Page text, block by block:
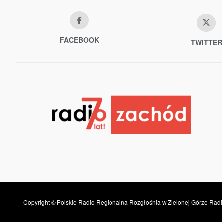
FACEBOOK TWITTER
Copyright © Polskie Radio Regionalna Rozgłośnia w Zielonej Górze